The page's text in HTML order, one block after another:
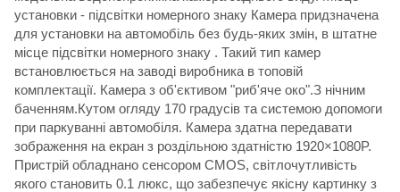
установки - підсвітки номерного знаку Камера придзначена
для установки на автомобіль без будь-яких змін, в штатне
місце підсвітки номерного знаку . Такий тип камер
встановлюється на заводі виробника в топовій
комплектації. Камера з об'єктивом "риб'яче око".З нічним
баченням.Кутом огляду 170 градусів та системою допомоги
при паркуванні автомобіля. Камера здатна передавати
зображення на екран з роздільною здатністю 1920×1080P.
Пристрій обладнано сенсором CMOS, світлочутливість
якого становить 0.1 люкс, що забезпечує якісну картинку з